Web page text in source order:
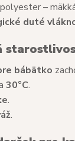
–
duté
bábätko
30°C.
.
.